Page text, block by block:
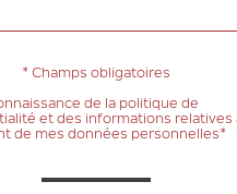
* Champs obligatoires
de la politique de
et des informations relatives
de mes données personnelles*